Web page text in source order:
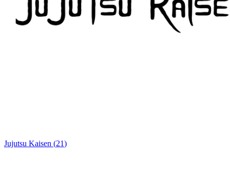
Jujutsu Kaisen (21)